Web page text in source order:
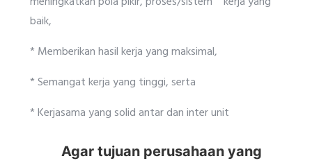
baik,
* Memberikan hasil kerja yang maksimal,
* Semangat kerja yang tinggi, serta
* Kerjasama yang solid antar dan inter unit
Agar tujuan perusahaan yang